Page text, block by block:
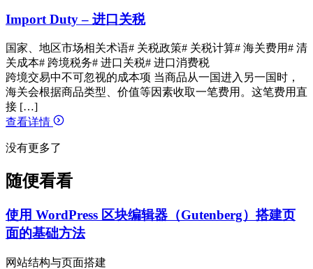
Import Duty – 进口关税
国家、地区市场相关术语# 关税政策# 关税计算# 海关费用# 清
关成本# 跨境税务# 进口关税# 进口消费税
跨境交易中不可忽视的成本项 当商品从一国进入另一国时，
海关会根据商品类型、价值等因素收取一笔费用。这笔费用直
接 […]
查看详情
没有更多了
随便看看
使用 WordPress 区块编辑器（Gutenberg）搭建页
面的基础方法
网站结构与页面搭建